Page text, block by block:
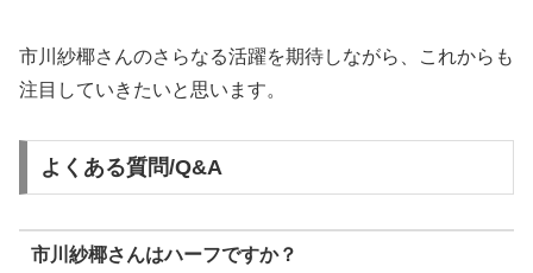
市川紗椰さんのさらなる活躍を期待しながら、これからも
注目していきたいと思います。
よくある質問/Q&A
市川紗椰さんはハーフですか？